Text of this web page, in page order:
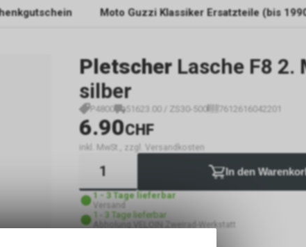
Moto Guzzi Klassiker Ersatzteile (bis
Pletscher Lasche F8 2.
silber
P4800 51623.00 / ZS30-500 7612616042201
6.90CHF
inkl. MwSt., zzgl. Versandkosten
In den
1 - 3 Tage lieferbar
Versand
1 - 3 Tage lieferbar
Abholung VELOIN Zweirad-Werkstatt